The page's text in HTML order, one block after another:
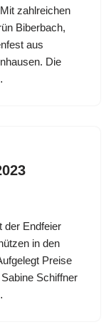
zahlreichen
Biberbach,
aus
Die
der Endfeier
in den
Preise
Schiffner